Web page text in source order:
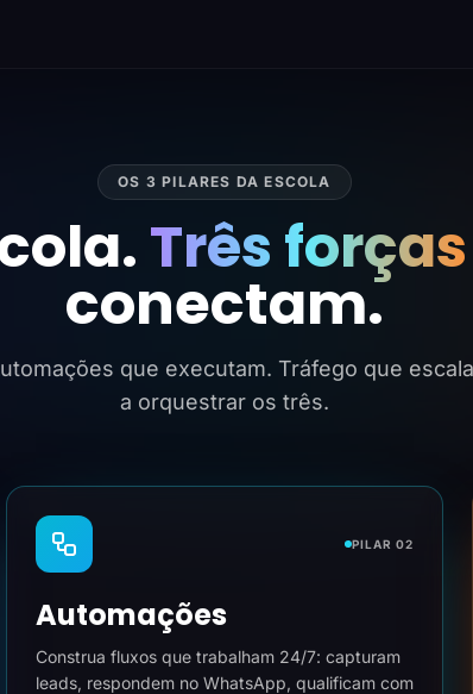
OS 3 PILARES DA ESCOLA
Três forças
conectam.
que executam. Tráfego que
a orquestrar os três.
PILAR 02
Automações
Construa fluxos que trabalham 24/7: capturam
leads, respondem no WhatsApp, qualificam com